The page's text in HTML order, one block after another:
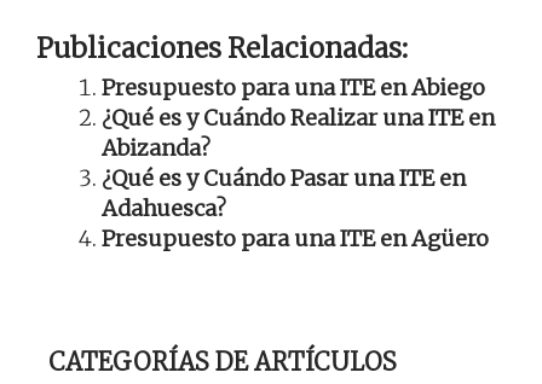
Publicaciones Relacionadas:
Presupuesto para una ITE en Abiego
¿Qué es y Cuándo Realizar una ITE en
Abizanda?
¿Qué es y Cuándo Pasar una ITE en
Adahuesca?
Presupuesto para una ITE en Agüero
CATEGORÍAS DE ARTÍCULOS